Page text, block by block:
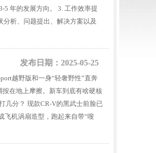
年的发展方向。 3. 工作效率提
析、问题提出、解决方案以及
发布日期：2025-05-25
越野版和一身“轻奢野性”直奔
在地上摩擦。新车到底有啥硬核
几分？ 现款CR-V的黑武士前脸已
飞机涡扇造型，跑起来自带“嗖